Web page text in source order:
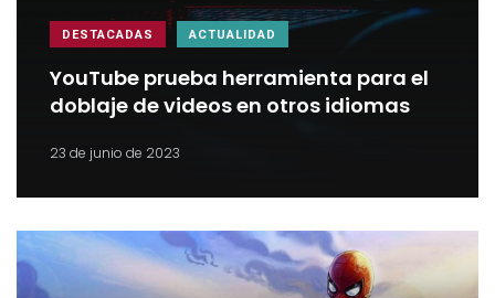
DESTACADAS ACTUALIDAD
YouTube prueba herramienta para el
doblaje de videos en otros idiomas
23 de junio de 2023